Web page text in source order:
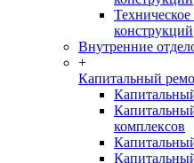
конструкций
Внутренние
+
Капитальный
комплексов